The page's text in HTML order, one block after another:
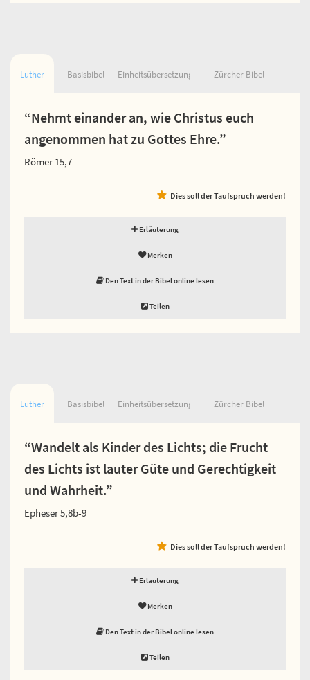
Luther Basisbibel Einheitsübersetzung Zürcher Bibel
“Nehmt einander an, wie Christus euch
angenommen hat zu Gottes Ehre.”
Römer 15,7
Dies soll der Taufspruch werden!
Erläuterung
Merken
Den Text in der Bibel online lesen
Teilen
Luther Basisbibel Einheitsübersetzung Zürcher Bibel
“Wandelt als Kinder des Lichts; die Frucht
des Lichts ist lauter Güte und Gerechtigkeit
und Wahrheit.”
Epheser 5,8b-9
Dies soll der Taufspruch werden!
Erläuterung
Merken
Den Text in der Bibel online lesen
Teilen